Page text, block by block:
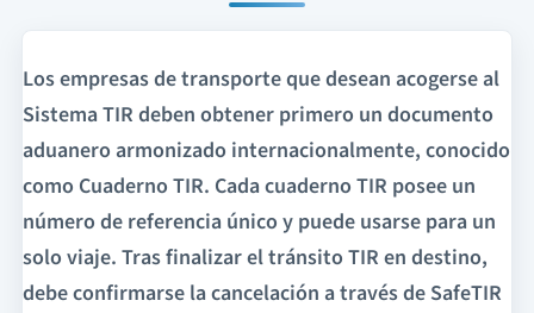
Los empresas de transporte que desean acogerse al
Sistema TIR deben obtener primero un documento
aduanero armonizado internacionalmente, conocido
como Cuaderno TIR. Cada cuaderno TIR posee un
número de referencia único y puede usarse para un
solo viaje. Tras finalizar el tránsito TIR en destino,
debe confirmarse la cancelación a través de SafeTIR